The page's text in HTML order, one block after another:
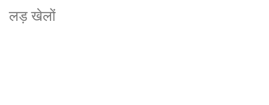
लड़ खेलों